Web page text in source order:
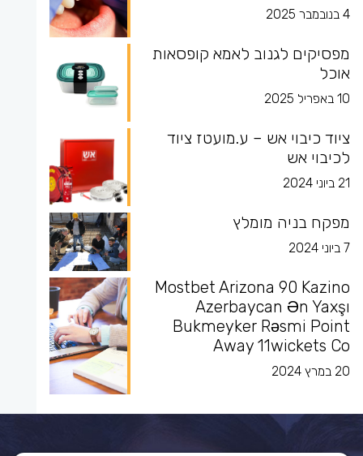
4 בנובמבר 2025
מפסיקים לגנוב לאמא קופסאות
אוכל
10 באפריל 2025
ציוד כיבוי אש – ע.מועטז ציוד
לכיבוי אש
21 ביוני 2024
מפקח בניה מומלץ
7 ביוני 2024
Mostbet Arizona 90 Kazino
Azerbaycan Ən Yaxşı
Bukmeyker Rəsmi Point
Away 11wickets Co
20 במרץ 2024